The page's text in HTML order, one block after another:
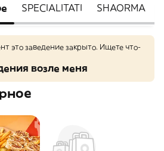
SPECIALITATI SHAORMA
это заведение закрыто. Ищете что-
возле меня